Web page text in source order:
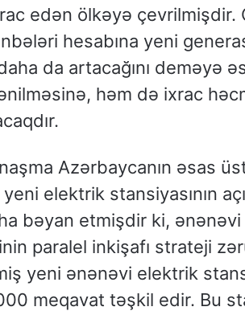
edən ölkəyə çevrilmişdir.
hesabına yeni
da artacağını deməyə
həm də ixrac
Azərbaycanın əsas
elektrik stansiyasının
bəyan etmişdir ki, ənənəvi
paralel inkişafı strateji
yeni ənənəvi elektrik
meqavat təşkil edir. Bu